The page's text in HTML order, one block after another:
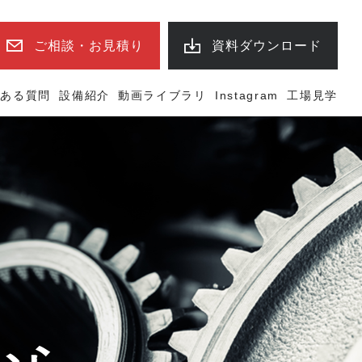
ご相談・お見積り 資料ダウンロード
る質問 設備紹介 動画ライブラリ Instagram 工場見学